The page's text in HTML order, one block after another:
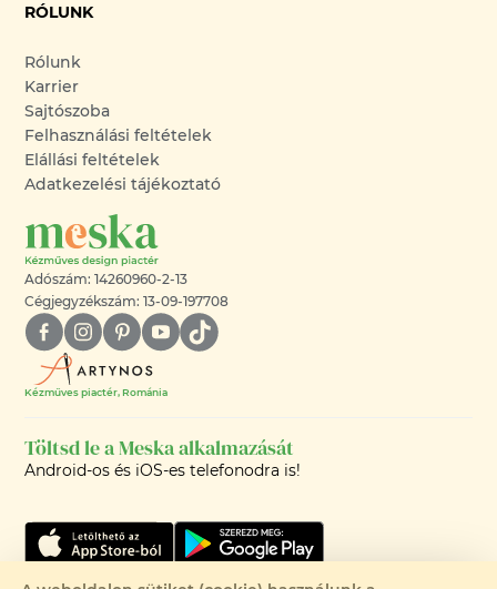
RÓLUNK
Rólunk
Karrier
Sajtószoba
Felhasználási feltételek
Elállási feltételek
Adatkezelési tájékoztató
Adószám: 14260960-2-13
Cégjegyzékszám: 13-09-197708
Kézműves piactér, Románia
Töltsd le a Meska alkalmazását
Android-os és iOS-es telefonodra is!